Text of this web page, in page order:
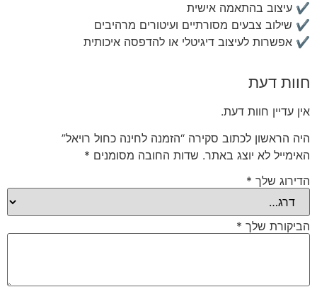
✔ עיצוב בהתאמה אישית
✔ שילוב צבעים מסורתיים ועיטורים מרהיבים
✔ אפשרות לעיצוב דיגיטלי או להדפסה איכותית
חוות דעת
אין עדיין חוות דעת.
היה הראשון לכתוב סקירה “הזמנה לחינה כחול רויאל”
האימייל לא יוצג באתר. שדות החובה מסומנים *
הדירוג שלך *
הביקורת שלך *